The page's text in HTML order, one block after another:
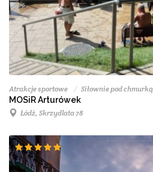
Atrakcje sportowe Siłownie pod chmurką
MOSiR Arturówek
Łódź, Skrzydlata 78